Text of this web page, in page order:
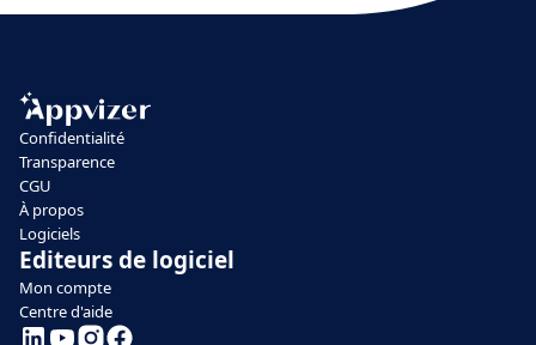
Confidentialité
Transparence
CGU
À propos
Logiciels
Editeurs de logiciel
Mon compte
Centre d'aide